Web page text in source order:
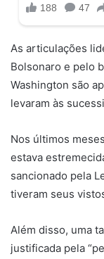
As articulações
Bolsonaro e pelo
Washington são
levaram às
Nos últimos
estava
sancionado pela
tiveram seus
Além disso, uma
justificada pela